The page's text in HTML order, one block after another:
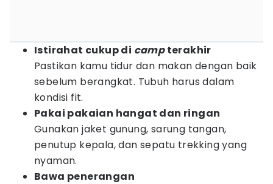
Istirahat cukup di campterakhir
Pastikan kamu tidur dan makan dengan baik
sebelum berangkat. Tubuh harus dalam
kondisi fit.
Pakai pakaian hangat dan ringan
Gunakan jaket gunung, sarung tangan,
penutup kepala, dan sepatu trekking yang
nyaman.
Bawa penerangan